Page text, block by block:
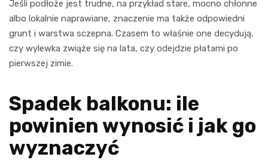
Jeśli podłoże jest trudne, na przykład stare, mocno chłonne
albo lokalnie naprawiane, znaczenie ma także odpowiedni
grunt i warstwa sczepna. Czasem to właśnie one decydują,
czy wylewka zwiąże się na lata, czy odejdzie płatami po
pierwszej zimie.
Spadek balkonu: ile
powinien wynosić i jak go
wyznaczyć